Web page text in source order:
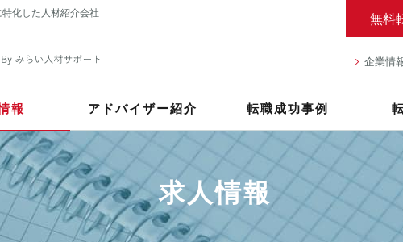
化した人材紹介会社 無料
企業情
報 アドバイザー紹介 転職成功事例
求人情報